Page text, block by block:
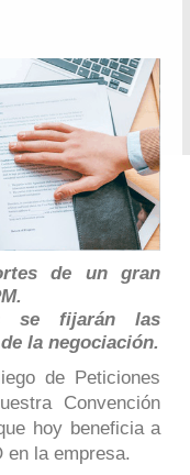
de un gran
se fijarán las
la negociación.
de Peticiones
Convención
hoy beneficia a
en la empresa.